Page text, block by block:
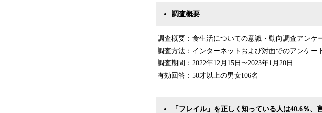
調査概要
調査概要：食生活についての意識・動向調査アンケ
調査方法：インターネットおよび対面でのアンケー
調査期間：2022年12月15日〜2023年1月20日
有効回答：50才以上の男女106名
「フレイル」を正しく知っている人は40.6％